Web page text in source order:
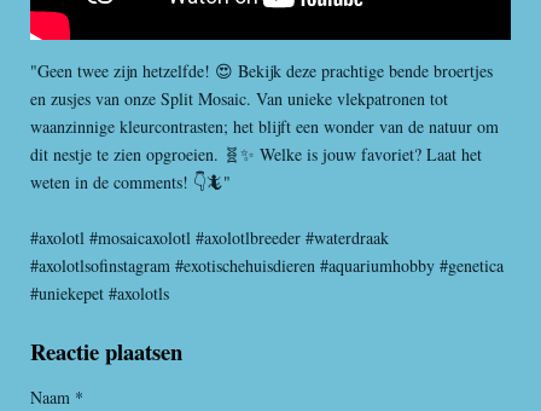
"Geen twee zijn hetzelfde! 😍 Bekijk deze prachtige bende broertjes
en zusjes van onze Split Mosaic. Van unieke vlekpatronen tot
waanzinnige kleurcontrasten; het blijft een wonder van de natuur om
dit nestje te zien opgroeien. 🧬✨ Welke is jouw favoriet? Laat het
weten in de comments! 👇🦎"
#axolotl #mosaicaxolotl #axolotlbreeder #waterdraak
#axolotlsofinstagram #exotischehuisdieren #aquariumhobby #genetica
#uniekepet #axolotls
Reactie plaatsen
Naam *